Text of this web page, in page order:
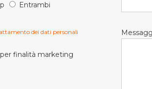
Entrambi
dei dati personali
finalità marketing